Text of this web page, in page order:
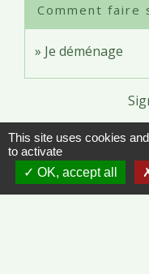
Comment faire
Je déménage
This site uses cookies
to activate
OK, accept all